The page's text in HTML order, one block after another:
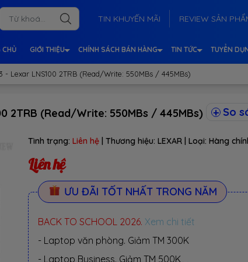
TIN KHUYẾN MÃI REVIEW SẢN
CHỦ GIỚI THIỆU CHÍNH SÁCH BÁN HÀNG TIN TỨC TUYỂN
- Lexar LNS100 2TRB (Read/Write: 550MBs / 445MBs)
2TRB (Read/Write: 550MBs / 445MBs) So
Tình trạng: Liên hệ | Thương hiệu: LEXAR | Loại: Hàng
Liên hệ
ƯU ĐÃI TỐT NHẤT TRONG NĂM
BACK TO SCHOOL 2026. Xem chi tiết
- Laptop văn phòng. Giảm TM 300K
- Laptop Business. Giảm TM 500K